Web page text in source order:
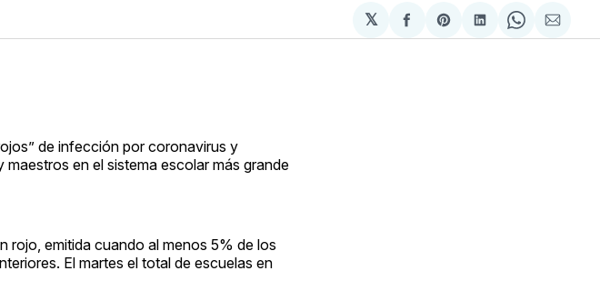
𝕏
Compartir
en
Share
on
Compartir
en
Share
on
via
de infección por coronavirus y
en el sistema escolar más grande
rojo, emitida cuando al menos 5% de los
El martes el total de escuelas en